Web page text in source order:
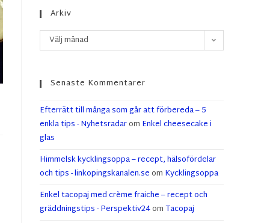
Arkiv
Välj månad
Senaste Kommentarer
Efterrätt till många som går att förbereda – 5
enkla tips - Nyhetsradarom Enkel cheesecake i
glas
Himmelsk kycklingsoppa – recept, hälsofördelar
och tips - linkopingskanalen.seom Kycklingsoppa
Enkel tacopaj med crème fraiche – recept och
gräddningstips - Perspektiv24omTacopaj